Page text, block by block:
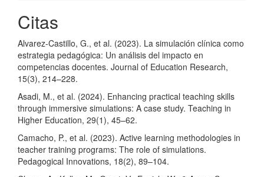
Citas
Alvarez-Castillo, G., et al. (2023). La simulación clínica como
estrategia pedagógica: Un análisis del impacto en
competencias docentes. Journal of Education Research,
15(3), 214–228.
Asadi, M., et al. (2024). Enhancing practical teaching skills
through immersive simulations: A case study. Teaching in
Higher Education, 29(1), 45–62.
Camacho, P., et al. (2023). Active learning methodologies in
teacher training programs: The role of simulations.
Pedagogical Innovations, 18(2), 89–104.